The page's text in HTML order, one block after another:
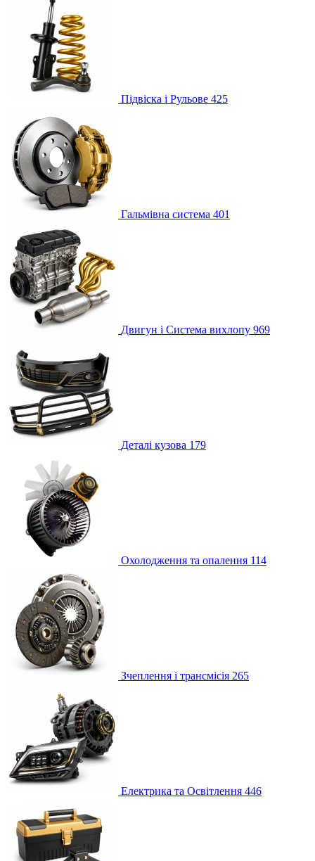
Підвіска і Рульове 425
Гальмівна система 401
Двигун і Система вихлопу 969
Деталі кузова 179
Охолодження та опалення 114
Зчеплення і трансмісія 265
Електрика та Освітлення 446